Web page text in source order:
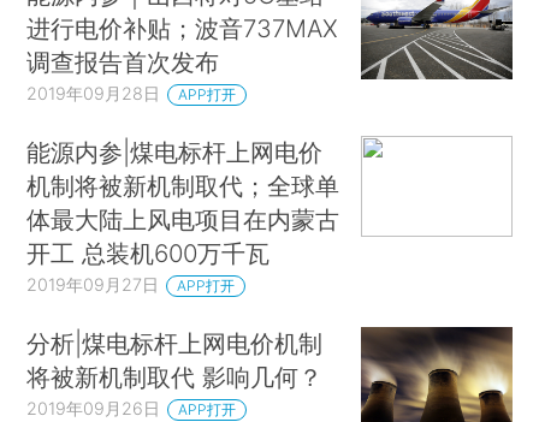
进行电价补贴；波音737MAX
调查报告首次发布
2019年09月28日 APP打开
能源内参|煤电标杆上网电价
机制将被新机制取代；全球单
体最大陆上风电项目在内蒙古
开工 总装机600万千瓦
2019年09月27日 APP打开
分析|煤电标杆上网电价机制
将被新机制取代 影响几何？
2019年09月26日 APP打开